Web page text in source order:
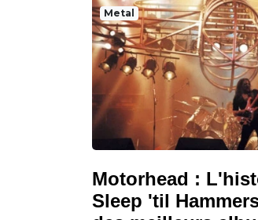
Metal
Motorhead :
Sleep 'til